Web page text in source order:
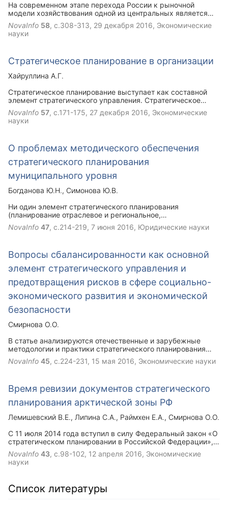
На современном этапе перехода России к рыночной
модели хозяйствования одной из центральных является
проблема ускорения инвестиционного процесса и подъема
на этой основе производства. От ее успешного решения о
многом зависит направленность дальнейших социально-
инвестиционной деятельности и управления ею на
экономической науке и хозяйственной практике.
NovaInfo 58, с.308-313, 29 декабря 2016, Экономические
науки
Стратегическое планирование в организации
Хайруллина А.Г.
Стратегическое планирование выступает как составной
элемент стратегического управления. Стратегическое
планирование задает перспективные направления
развития организации, определяет основные виды его
деятельности, позволяет увязать в единую систему
NovaInfo 57, с.171-175, 27 декабря 2016, Экономические
науки
О проблемах методического обеспечения
стратегического планирования
муниципального уровня
Богданова Ю.Н.
Симонова Ю.В.
Ни один элемент стратегического планирования
(планирование отраслевое и региональное,
прогнозирование, программирование, др.) не обходят
стороной планирование на муниципальном уровне.
году, до настоящего времени как планированию на
уделяется исключительно мало внимания.
NovaInfo 47, с.214-219, 7 июня 2016, Юридические науки
Вопросы сбалансированности как основной
элемент стратегического управления и
предотвращения рисков в сфере социально-
экономического развития и экономической
безопасности
Смирнова О.О.
В статье анализируются отечественные и зарубежные
методологии и практики стратегического планирования
развития применительно к задачам и условиям,
определяющим устойчивость социально-экономического
национальной социально-экономической системы,
ставятся задачи, необходимые для решения вопросов в
сфере социально-экономического развития и
экономической безопасности. Отражены проблемы
применения индикативного анализа при проведении
мониторинга системы экономической безопасности
российского государства.
NovaInfo 45, с.224-231, 15 мая 2016, Экономические науки
Время ревизии документов стратегического
планирования арктической зоны РФ
Лемишевский В.Е. Липина С.А. Раймхен Е.А.
Смирнова О.О.
С 11 июля 2014 года вступил в силу Федеральный закон «О
стратегическом планировании в Российской Федерации»,
который устанавливает правовые основы стратегического
планирования в Российской Федерации, полномочия
федеральных органов государственной власти и порядок
программные документы в целях развития Арктической
NovaInfo 43, с.98-102, 12 апреля 2016, Экономические
науки
Список литературы